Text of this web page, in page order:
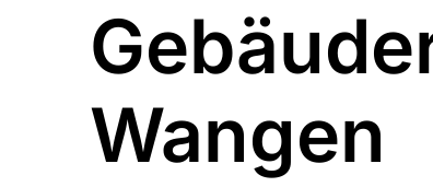
Wangen